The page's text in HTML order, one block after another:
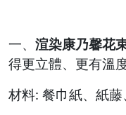
一、 渲染康乃馨花
得更立體、更有溫
材料: 餐巾紙、紙